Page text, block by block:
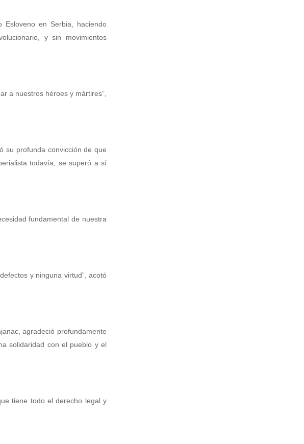
Esloveno en Serbia, haciendo
y sin movimientos
a nuestros héroes y mártires”,
su profunda convicción de que
todavía, se superó a sí
fundamental de nuestra
y ninguna virtud”, acotó
agradeció profundamente
solidaridad con el pueblo y el
tiene todo el derecho legal y